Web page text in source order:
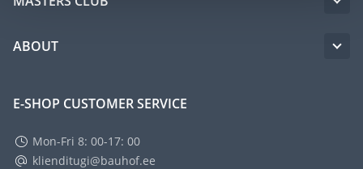
ABOUT
E-SHOP CUSTOMER SERVICE
Mon-Fri 8: 00-17: 00
klienditugi@bauhof.ee